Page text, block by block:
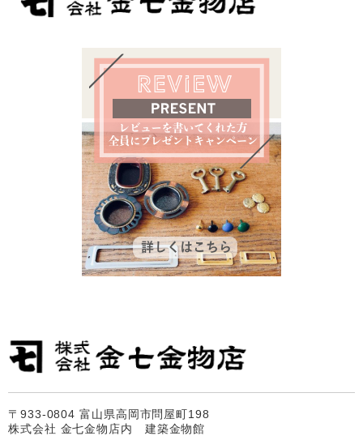
〒933-0804 富山県高岡市問屋町198
株式会社 金七金物店内 建築金物館